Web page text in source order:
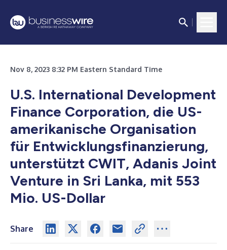
Nov 8, 2023 8:32 PM Eastern Standard Time
U.S. International Development
Finance Corporation, die US-
amerikanische Organisation
für Entwicklungsfinanzierung,
unterstützt CWIT, Adanis Joint
Venture in Sri Lanka, mit 553
Mio. US-Dollar
Share